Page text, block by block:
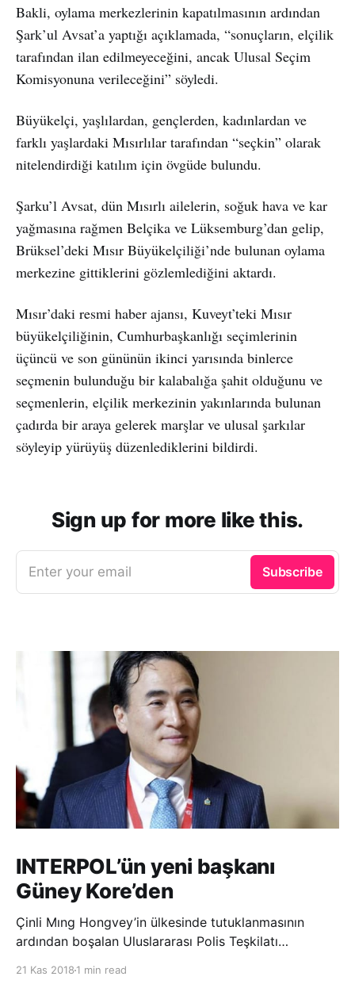
Bakli, oylama merkezlerinin kapatılmasının ardından
Şark’ul Avsat’a yaptığı açıklamada, “sonuçların, elçilik
tarafından ilan edilmeyeceğini, ancak Ulusal Seçim
Komisyonuna verileceğini” söyledi.
Büyükelçi, yaşlılardan, gençlerden, kadınlardan ve
farklı yaşlardaki Mısırlılar tarafından “seçkin” olarak
nitelendirdiği katılım için övgüde bulundu.
Şarku’l Avsat, dün Mısırlı ailelerin, soğuk hava ve kar
yağmasına rağmen Belçika ve Lüksemburg’dan gelip,
Brüksel’deki Mısır Büyükelçiliği’nde bulunan oylama
merkezine gittiklerini gözlemlediğini aktardı.
Mısır’daki resmi haber ajansı, Kuveyt’teki Mısır
büyükelçiliğinin, Cumhurbaşkanlığı seçimlerinin
üçüncü ve son gününün ikinci yarısında binlerce
seçmenin bulunduğu bir kalabalığa şahit olduğunu ve
seçmenlerin, elçilik merkezinin yakınlarında bulunan
çadırda bir araya gelerek marşlar ve ulusal şarkılar
söyleyip yürüyüş düzenlediklerini bildirdi.
Sign up for more like this.
Enter your email Subscribe
INTERPOL’ün yeni başkanı
Güney Kore’den
Çinli Mıng Hongvey’in ülkesinde tutuklanmasının
ardından boşalan Uluslararası Polis Teşkilatı
21 Kas 2018 1 min read